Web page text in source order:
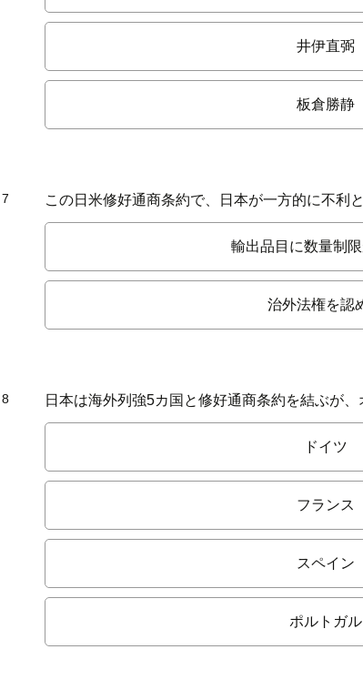
井伊直弼
板倉勝静
7 この日米修好通商条約で、日本が一方的に不利
輸出品目に数量制
治外法権を認
8 日本は海外列強5カ国と修好通商条約を結ぶが
ドイツ
フランス
スペイン
ポルトガル